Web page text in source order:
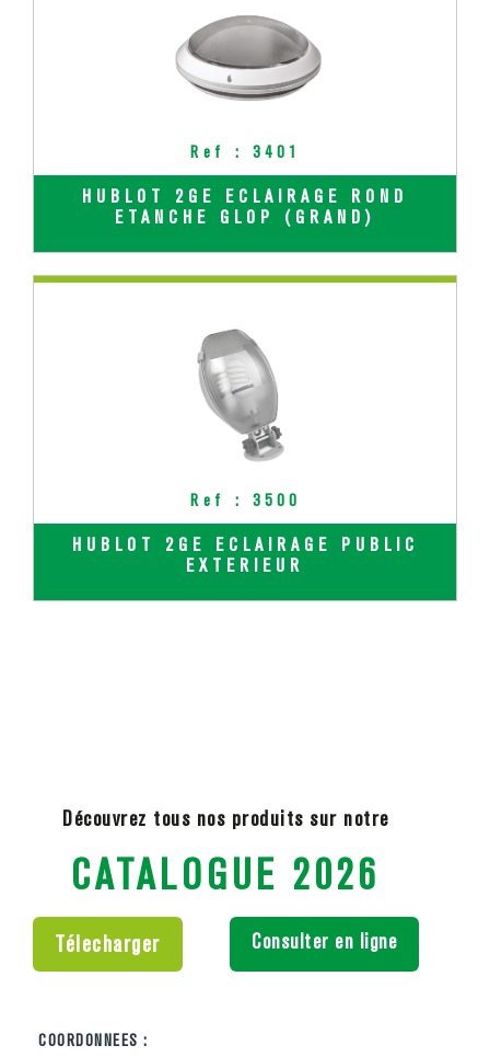
Ref : 3401
HUBLOT 2GE ECLAIRAGE ROND
ETANCHE GLOP (GRAND)
Ref : 3500
HUBLOT 2GE ECLAIRAGE PUBLIC
EXTERIEUR
Découvrez tous nos produits sur notre
CATALOGUE 2026
Télecharger Consulter en ligne
COORDONNEES :